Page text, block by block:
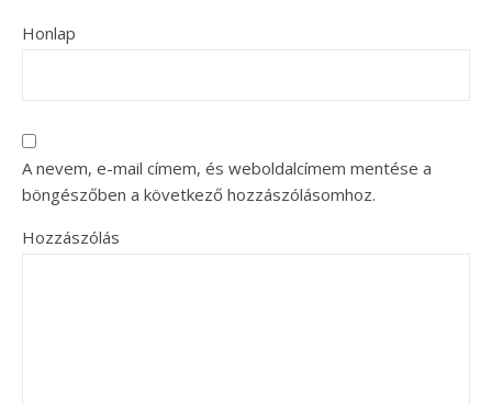
Honlap
A nevem, e-mail címem, és weboldalcímem mentése a
böngészőben a következő hozzászólásomhoz.
Hozzászólás